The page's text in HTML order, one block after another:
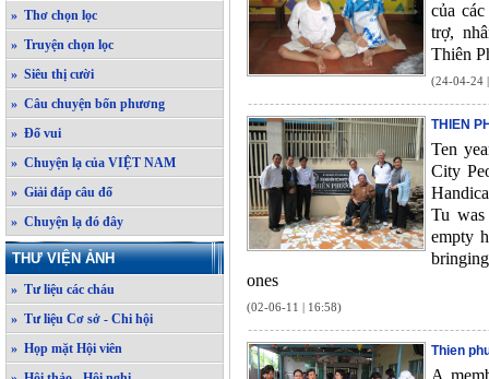
» Thơ chọn lọc
» Truyện chọn lọc
» Siêu thị cười
» Câu chuyện bốn phương
» Đố vui
» Chuyện lạ của VIỆT NAM
» Giải đáp câu đố
» Chuyện lạ đó đây
THƯ VIỆN ẢNH
» Tư liệu các cháu
» Tư liệu Cơ sở - Chi hội
» Họp mặt Hội viên
của
trợ,
Thiên
(24-04-24
THIEN
Ten
City
Tu was
empty
ones
(02-06-11 | 16:58)
Thien
A